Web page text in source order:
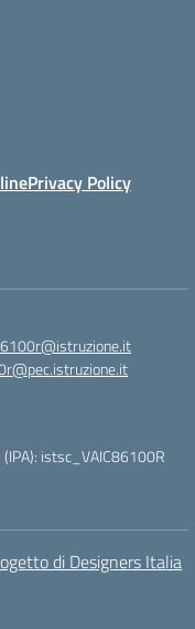
Privacy Policy
istsc_VAIC86100R
di Designers Italia